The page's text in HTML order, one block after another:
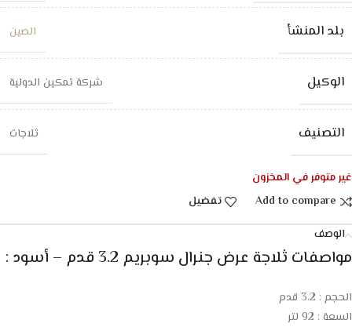
بلد المنشأ الصين
الوكيل شركة تمكين الدولية
التصنيف ثلاجات
غير متوفر في المخزون
Add to compare
تفضيل
الوصف
مواصفات ثلاجة عرض جنرال سوبريم 3.2 قدم – أسود :
الحجم : 3.2 قدم
السعة : 92 لتر